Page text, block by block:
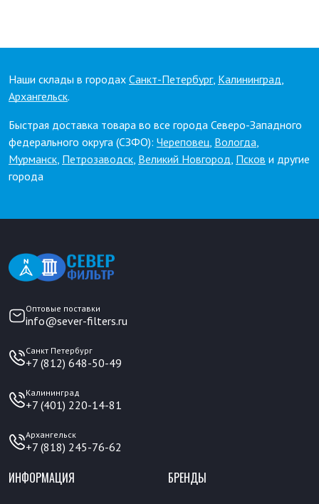
Наши склады в городах Санкт-Петербург, Калининград,
Архангельск.
Быстрая доставка товара во все города Северо-Западного
федерального округа (СЗФО): Череповец, Вологда,
Мурманск, Петрозаводск, Великий Новгород, Псков и другие
города
Оптовые поставки
info@sever-filters.ru
Санкт Петербург
+7 (812) 648-50-49
Калининград
+7 (401) 220-14-81
Архангельск
+7 (818) 245-76-62
ИНФОРМАЦИЯ БРЕНДЫ